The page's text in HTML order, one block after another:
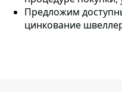
Предложим
цинкование